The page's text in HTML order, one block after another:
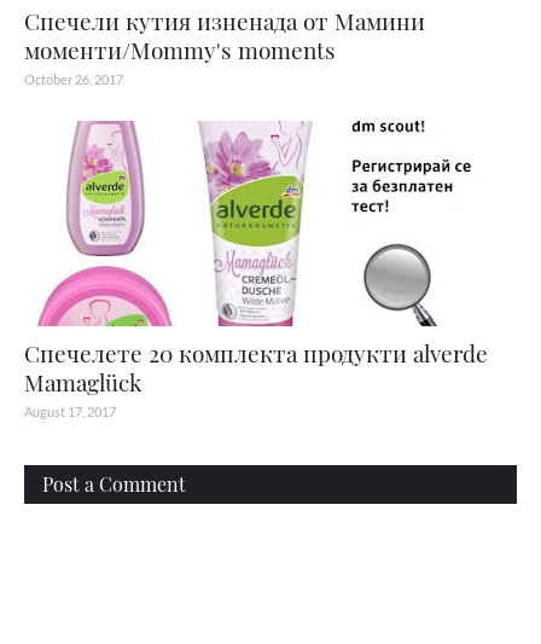
Спечели кутия изненада от Мамини
моменти/Mommy's moments
October 26, 2017
Спечелете 20 комплекта продукти alverde
Mamaglück
August 17, 2017
Post a Comment